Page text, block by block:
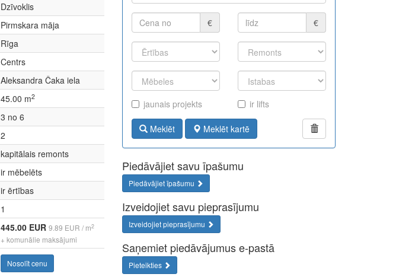
Dzīvoklis
Pirmskara māja
Rīga
Centrs
Aleksandra Čaka iela
45.00 m2
3 no 6
2
kapitālais remonts
ir mēbelēts
ir ērtības
1
445.00 EUR 9.89 EUR / m2
+ komunālie maksājumi
Nosolīt cenu
€ €
jaunais projekts ir lifts
Meklēt Meklēt kartē
Piedāvājiet savu īpašumu
Piedāvājiet īpašumu
Izveidojiet savu pieprasījumu
Izveidojiet pieprasījumu
Saņemiet piedāvājumus e-pastā
Pieteikties